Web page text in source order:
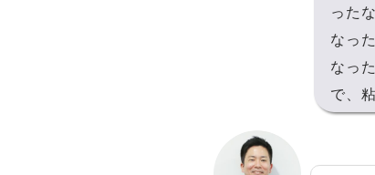
った
なっ
なっ
で、